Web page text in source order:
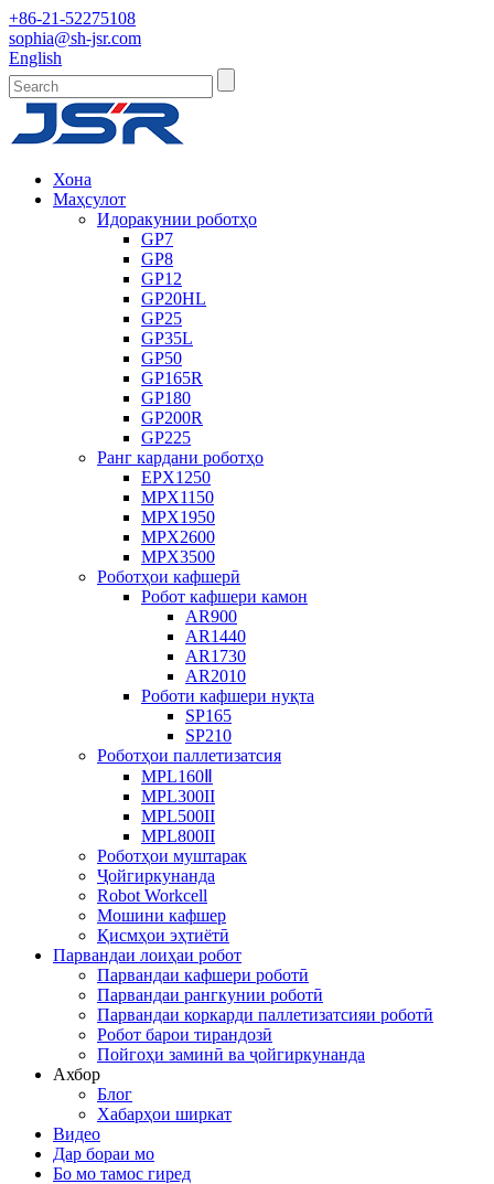
+86-21-52275108
sophia@sh-jsr.com
English
Хона
Маҳсулот
Идоракунии роботҳо
GP7
GP8
GP12
GP20HL
GP25
GP35L
GP50
GP165R
GP180
GP200R
GP225
Ранг кардани роботҳо
EPX1250
MPX1150
MPX1950
MPX2600
MPX3500
Роботҳои кафшерӣ
Робот кафшери камон
AR900
AR1440
AR1730
AR2010
Роботи кафшери нуқта
SP165
SP210
Роботҳои паллетизатсия
MPL160Ⅱ
MPL300II
MPL500II
MPL800II
Роботҳои муштарак
Ҷойгиркунанда
Robot Workcell
Мошини кафшер
Қисмҳои эҳтиётӣ
Парвандаи лоиҳаи робот
Парвандаи кафшери роботӣ
Парвандаи рангкунии роботӣ
Парвандаи коркарди паллетизатсияи роботӣ
Робот барои тирандозӣ
Пойгоҳи заминӣ ва ҷойгиркунанда
Ахбор
Блог
Хабарҳои ширкат
Видео
Дар бораи мо
Бо мо тамос гиред